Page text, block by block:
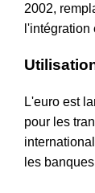
2002,
L'euro est
pour les
les